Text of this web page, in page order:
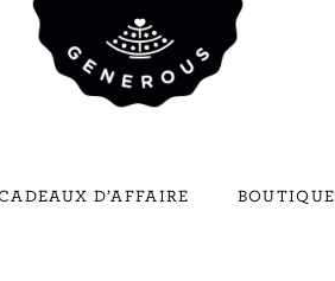
D’AFFAIRE BOUTIQUE